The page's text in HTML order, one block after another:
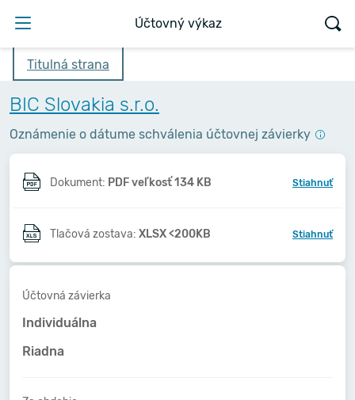
Účtovný výkaz
Titulná strana
BIC Slovakia s.r.o.
Oznámenie o dátume schválenia účtovnej závierky
Dokument: PDF veľkosť 134 KB Stiahnuť
Tlačová zostava: XLSX <200KB Stiahnuť
Účtovná závierka
Individuálna
Riadna